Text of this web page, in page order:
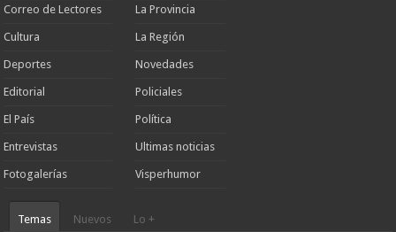
Correo de Lectores
Cultura
Deportes
Editorial
El País
Entrevistas
Fotogalerías
La Provincia
La Región
Novedades
Policiales
Política
Ultimas noticias
Visperhumor
Temas Nuevos Lo +